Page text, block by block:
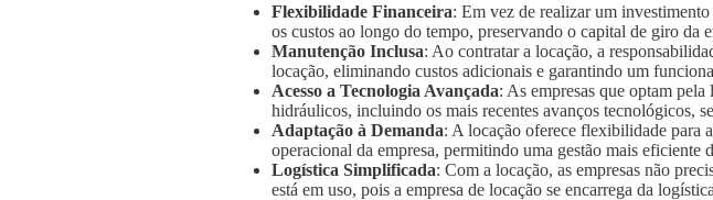
Flexibilidade Financeira: Em vez de realizar um
os custos ao longo do tempo, preservando o capital de giro da
Manutenção Inclusa: Ao contratar a locação, a
locação, eliminando custos adicionais e garantindo um
Acesso a Tecnologia Avançada: As empresas que optam
hidráulicos, incluindo os mais recentes avanços tecnológicos,
Adaptação à Demanda: A locação oferece flexibilidade para
operacional da empresa, permitindo uma gestão mais eficiente
Logística Simplificada: Com a locação, as empresas não
está em uso, pois a empresa de locação se encarrega da